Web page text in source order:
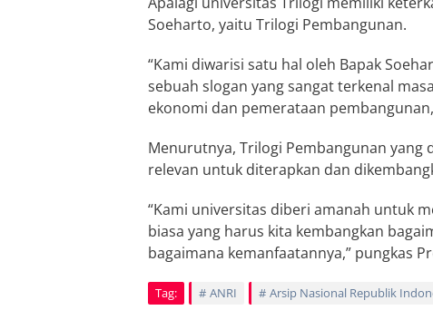
Soeharto, yaitu Trilogi Pembangunan.
“Kami diwarisi satu hal oleh Bapak
sebuah slogan yang sangat terkenal
ekonomi dan pemerataan
Menurutnya, Trilogi Pembangunan yang
relevan untuk diterapkan dan
“Kami universitas diberi amanah untuk
biasa yang harus kita kembangkan
bagaimana kemanfaatannya,” pungkas
Tag: ANRI Arsip Nasional Republik